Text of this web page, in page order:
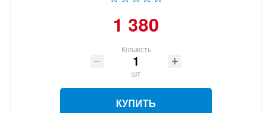
1 380
Кількість
шт
КУПИТЬ